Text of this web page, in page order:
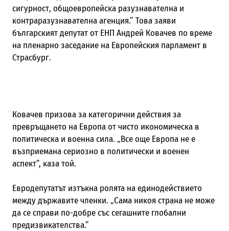
сигурност, общоевропейска разузнавателна и
контраразузнавателна агенция.” Това заяви
българският депутат от ЕНП Андрей Ковачев по време
на пленарно заседание на Европейския парламент в
Страсбург.
Ковачев призова за категорични действия за
превръщането на Европа от чисто икономическа в
политическа и военна сила. „Все още Европа не е
възприемана сериозно в политически и военен
аспект”, каза той.
Евродепутатът изтъкна ролята на единодействието
между държавите членки. „Сама никоя страна не може
да се справи по-добре със сегашните глобални
предизвикателства.”